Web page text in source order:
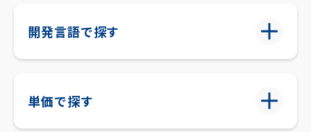
開発言語で探す
単価で探す